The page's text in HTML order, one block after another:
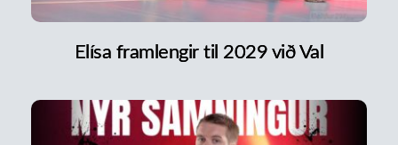
Elísa framlengir til 2029 við Val